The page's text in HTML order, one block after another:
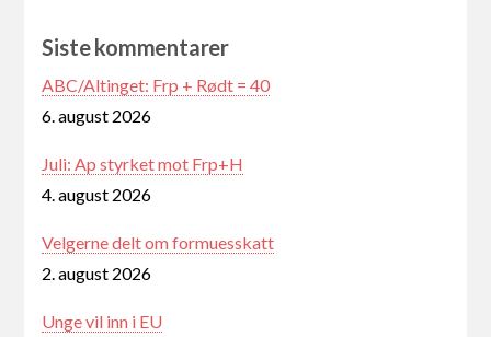
Siste kommentarer
ABC/Altinget: Frp + Rødt = 40
6. august 2026
Juli: Ap styrket mot Frp+H
4. august 2026
Velgerne delt om formuesskatt
2. august 2026
Unge vil inn i EU